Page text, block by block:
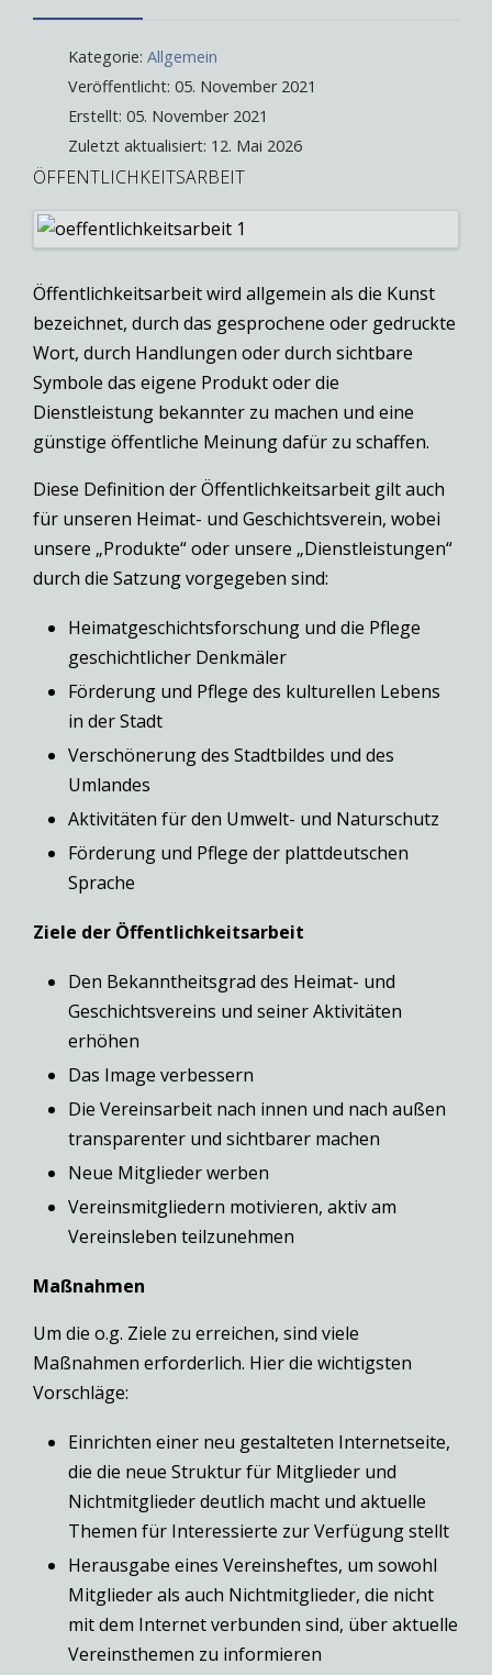
Kategorie: Allgemein
Veröffentlicht: 05. November 2021
Erstellt: 05. November 2021
Zuletzt aktualisiert: 12. Mai 2026
ÖFFENTLICHKEITSARBEIT
Öffentlichkeitsarbeit wird allgemein als die Kunst
bezeichnet, durch das gesprochene oder gedruckte
Wort, durch Handlungen oder durch sichtbare
Symbole das eigene Produkt oder die
Dienstleistung bekannter zu machen und eine
günstige öffentliche Meinung dafür zu schaffen.
Diese Definition der Öffentlichkeitsarbeit gilt auch
für unseren Heimat- und Geschichtsverein, wobei
unsere „Produkte“ oder unsere „Dienstleistungen“
durch die Satzung vorgegeben sind:
Heimatgeschichtsforschung und die Pflege
geschichtlicher Denkmäler
Förderung und Pflege des kulturellen Lebens
in der Stadt
Verschönerung des Stadtbildes und des
Umlandes
Aktivitäten für den Umwelt- und Naturschutz
Förderung und Pflege der plattdeutschen
Sprache
Ziele der Öffentlichkeitsarbeit
Den Bekanntheitsgrad des Heimat- und
Geschichtsvereins und seiner Aktivitäten
erhöhen
Das Image verbessern
Die Vereinsarbeit nach innen und nach außen
transparenter und sichtbarer machen
Neue Mitglieder werben
Vereinsmitgliedern motivieren, aktiv am
Vereinsleben teilzunehmen
Maßnahmen
Um die o.g. Ziele zu erreichen, sind viele
Maßnahmen erforderlich. Hier die wichtigsten
Vorschläge:
Einrichten einer neu gestalteten Internetseite,
die die neue Struktur für Mitglieder und
Nichtmitglieder deutlich macht und aktuelle
Themen für Interessierte zur Verfügung stellt
Herausgabe eines Vereinsheftes, um sowohl
Mitglieder als auch Nichtmitglieder, die nicht
mit dem Internet verbunden sind, über aktuelle
Vereinsthemen zu informieren